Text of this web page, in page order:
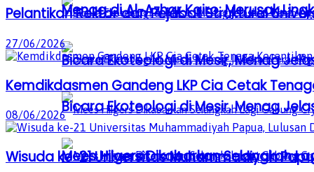
Bicara Ekoteologi di Mesir, Menag
Mees Hilgers Dikabarkan Selangkah
Menag di Al-Azhar Kairo: Merusak
Bicara Ekoteologi di Mesir, Menag
Pelantikan Rektor dan Pejabat Struktural
27/06/2026
Kemdikdasmen Gandeng LKP Cia Cetak
08/06/2026
Wisuda ke-21 Universitas Muhammadiyah